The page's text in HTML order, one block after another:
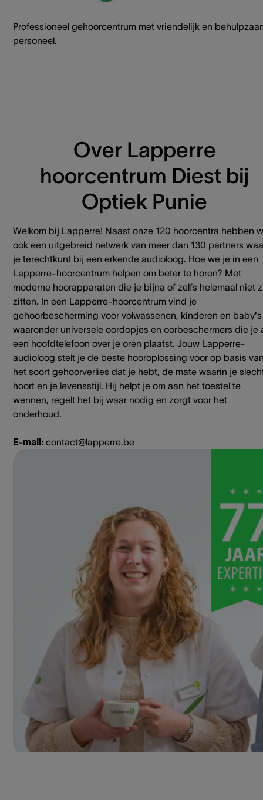
Professioneel gehoorcentrum met vriendelijk en
personeel.
Over Lapperre
hoorcentrum Diest bij
Optiek Punie
Welkom bij Lapperre! Naast onze 120 hoorcentra hebben
ook een uitgebreid netwerk van meer dan 130 partners
je terechtkunt bij een erkende audioloog. Hoe we je in een
Lapperre-hoorcentrum helpen om beter te horen? Met
moderne hoorapparaten die je bijna of zelfs helemaal niet
zitten. In een Lapperre-hoorcentrum vind je
gehoorbescherming voor volwassenen, kinderen en baby's
waaronder universele oordopjes en oorbeschermers die je
een hoofdtelefoon over je oren plaatst. Jouw Lapperre-
audioloog stelt je de beste hooroplossing voor op basis
het soort gehoorverlies dat je hebt, de mate waarin je
hoort en je levensstijl. Hij helpt je om aan het toestel te
wennen, regelt het bij waar nodig en zorgt voor het
onderhoud.
E-mail: contact@lapperre.be